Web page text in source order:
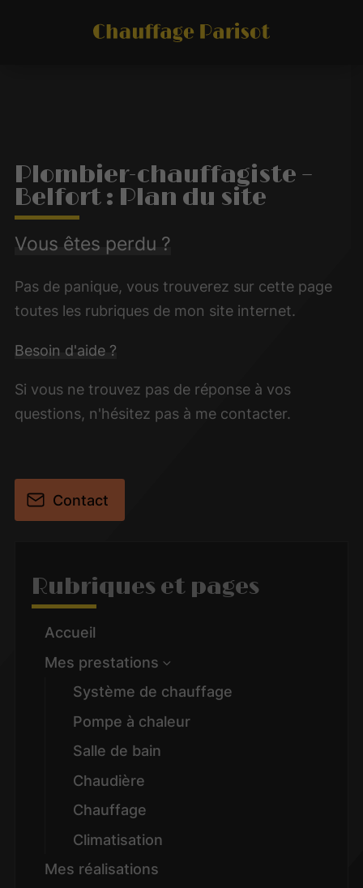
Plombier-chauffagiste –
Belfort : Plan du site
Vous êtes perdu ?
Pas de panique, vous trouverez sur cette page
toutes les rubriques de mon site internet.
Besoin d'aide ?
Si vous ne trouvez pas de réponse à vos
questions, n'hésitez pas à me contacter.
Contact
Rubriques et pages
Accueil
Mes prestations
Système de chauffage
Pompe à chaleur
Salle de bain
Chaudière
Chauffage
Climatisation
Mes réalisations